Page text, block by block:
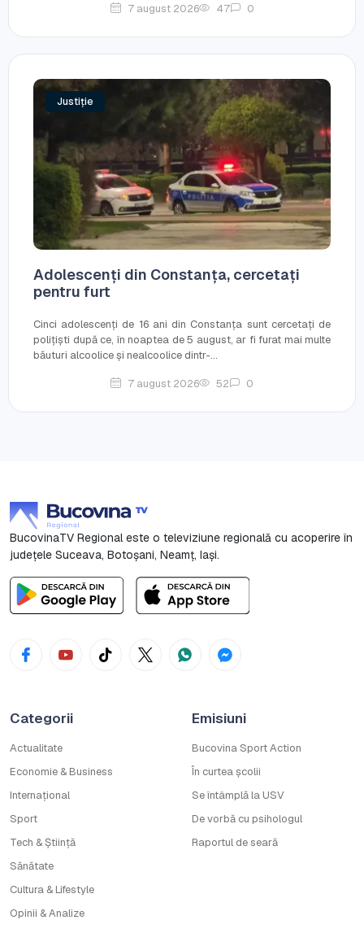
7 august 2026 47 0
Justiție
Adolescenți din Constanța, cercetați
pentru furt
Cinci adolescenți de 16 ani din Constanța sunt cercetați de
polițiști după ce, în noaptea de 5 august, ar fi furat mai multe
băuturi alcoolice și nealcoolice dintr-...
7 august 2026 52 0
BucovinaTV Regional este o televiziune regională cu acoperire în
județele Suceava, Botoşani, Neamț, Iași.
Categorii
Actualitate
Economie & Business
Internațional
Sport
Tech & Știință
Sănătate
Cultura & Lifestyle
Opinii & Analize
Emisiuni
Bucovina Sport Action
În curtea școlii
Se întâmplă la USV
De vorbă cu psihologul
Raportul de seară